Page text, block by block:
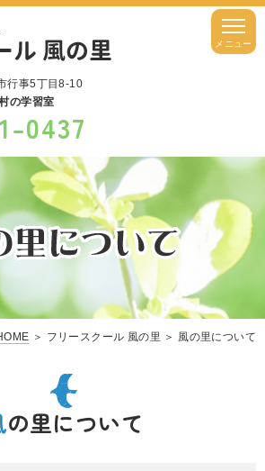
行事5丁目8-10
の学習室
0437
＞ フリースクール 風の里 ＞ 風の里について
風の里について